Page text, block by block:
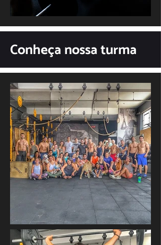
Conheça nossa turma